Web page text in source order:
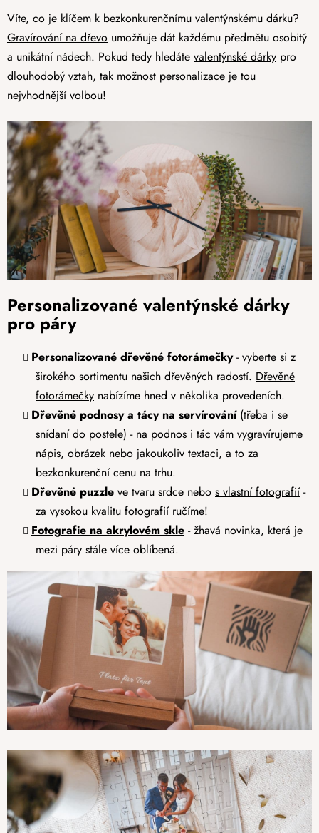
Víte, co je klíčem k bezkonkurenčnímu valentýnskému dárku?
Gravírování na dřevo umožňuje dát každému předmětu osobitý
a unikátní nádech. Pokud tedy hledáte valentýnské dárky pro
dlouhodobý vztah, tak možnost personalizace je tou
nejvhodnější volbou!
Personalizované valentýnské dárky
pro páry
Personalizované dřevěné fotorámečky- vyberte si z
širokého sortimentu našich dřevěných radostí. Dřevěné
fotorámečky nabízíme hned v několika provedeních.
Dřevěné podnosy a tácy na servírování(třeba i se
snídaní do postele) - na podnos i tác vám vygravírujeme
nápis, obrázek nebo jakoukoliv textaci, a to za
bezkonkurenční cenu na trhu.
Dřevěné puzzle ve tvaru srdce nebo s vlastní fotografií-
za vysokou kvalitu fotografií ručíme!
Fotografie na akrylovém skle - žhavá novinka, která je
mezi páry stále více oblíbená.